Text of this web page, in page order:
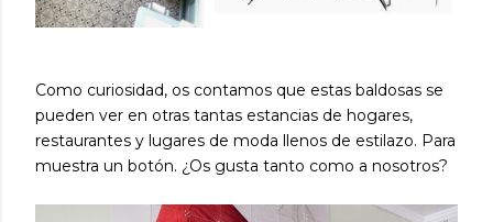
Como curiosidad, os contamos que estas baldosas se
pueden ver en otras tantas estancias de hogares,
restaurantes y lugares de moda llenos de estilazo. Para
muestra un botón. ¿Os gusta tanto como a nosotros?